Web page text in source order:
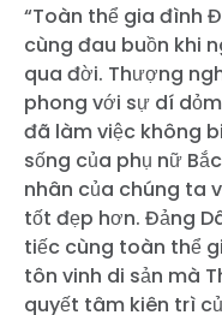
“Toàn thể gia đình
cùng đau buồn khi
qua đời. Thượng
phong với sự dí
đã làm việc không
sống của phụ nữ
nhân của chúng ta
tốt đẹp hơn. Đảng
tiếc cùng toàn thể
tôn vinh di sản mà
quyết tâm kiên trì